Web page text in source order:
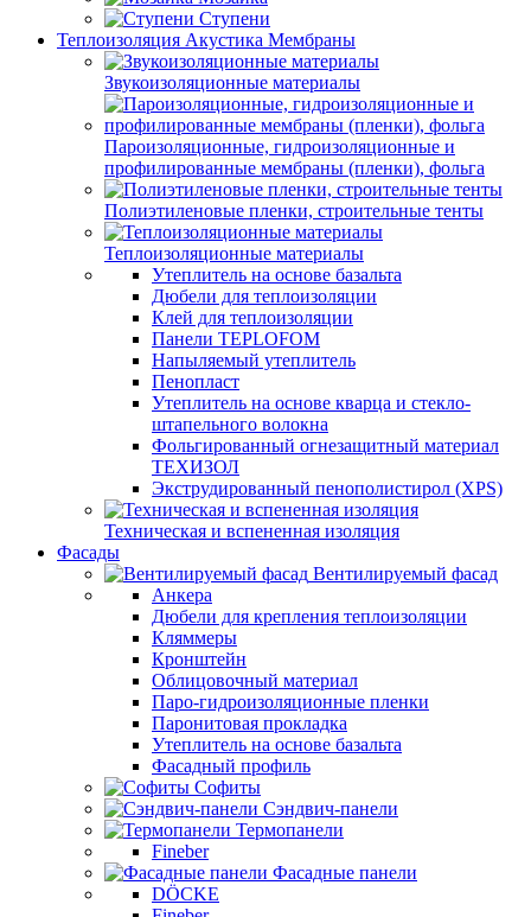
Ступени
Теплоизоляция Акустика Мембраны
Звукоизоляционные материалы
Пароизоляционные, гидроизоляционные и
профилированные мембраны (пленки), фольга
Полиэтиленовые пленки, строительные тенты
Теплоизоляционные материалы
Утеплитель на основе базальта
Дюбели для теплоизоляции
Клей для теплоизоляции
Панели TEPLOFOM
Напыляемый утеплитель
Пенопласт
Утеплитель на основе кварца и стекло-
штапельного волокна
Фольгированный огнезащитный материал
ТЕХИЗОЛ
Экструдированный пенополистирол (XPS)
Техническая и вспененная изоляция
Фасады
Вентилируемый фасад
Анкера
Дюбели для крепления теплоизоляции
Кляммеры
Кронштейн
Облицовочный материал
Паро-гидроизоляционные пленки
Паронитовая прокладка
Утеплитель на основе базальта
Фасадный профиль
Софиты
Сэндвич-панели
Термопанели
Fineber
Фасадные панели
DÖCKE